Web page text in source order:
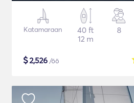
Katamaraan
40 ft
12 m
8
$2,526 /öö